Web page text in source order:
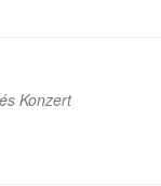
Konzert